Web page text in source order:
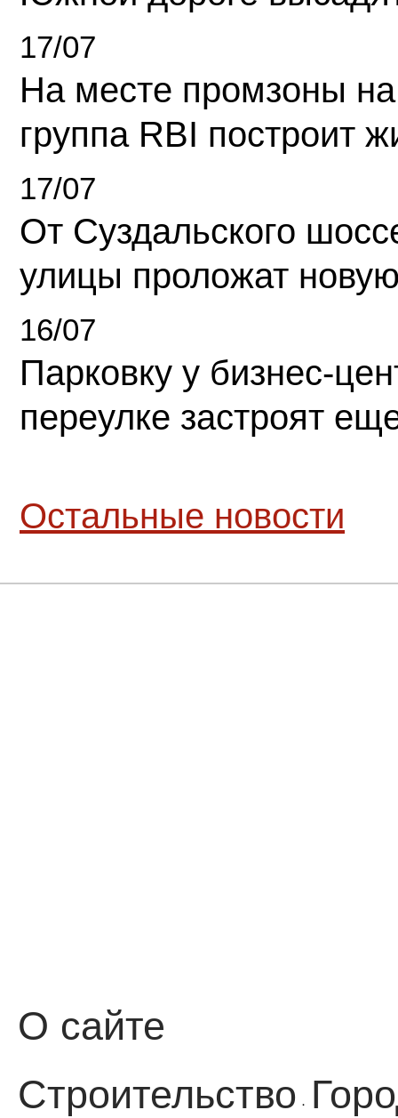
17/07
На месте промзоны
группа RBI построит
17/07
От Суздальского
улицы проложат
16/07
Парковку у бизнес-
переулке застроят
Остальные новости
О сайте
Строительство ·